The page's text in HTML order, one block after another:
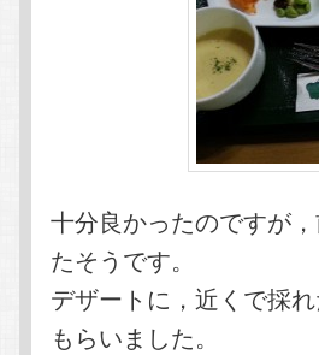
十分良かったのですが
たそうです。
デザートに，近くで採
もらいました。